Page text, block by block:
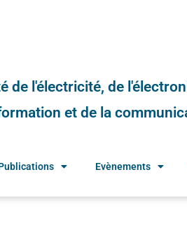
de l'électricité, de
et de la
Evènements